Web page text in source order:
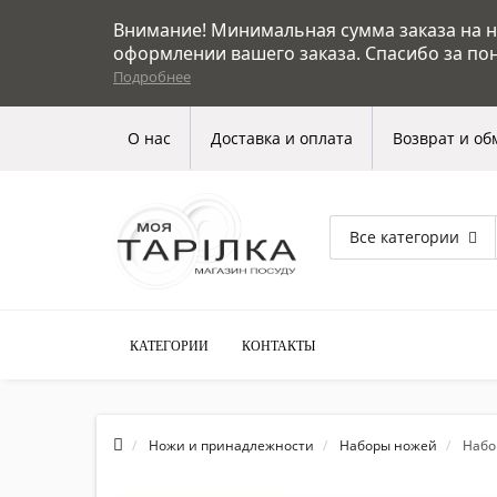
Внимание! Минимальная сумма заказа на
оформлении вашего заказа. Спасибо за
Подробнее
О нас Доставка и оплата Возврат и
Все категории
КАТЕГОРИИ КОНТАКТЫ
Ножи и принадлежности Наборы ножей